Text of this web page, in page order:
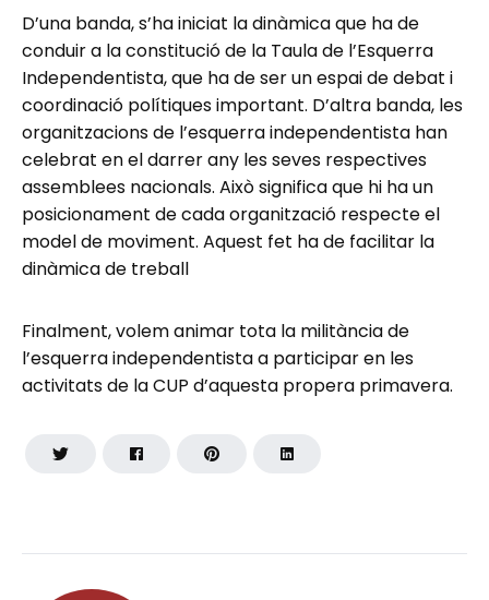
D’una banda, s’ha iniciat la dinàmica que ha de
conduir a la constitució de la Taula de l’Esquerra
Independentista, que ha de ser un espai de debat i
coordinació polítiques important. D’altra banda, les
organitzacions de l’esquerra independentista han
celebrat en el darrer any les seves respectives
assemblees nacionals. Això significa que hi ha un
posicionament de cada organització respecte el
model de moviment. Aquest fet ha de facilitar la
dinàmica de treball
Finalment, volem animar tota la militància de
l’esquerra independentista a participar en les
activitats de la CUP d’aquesta propera primavera.